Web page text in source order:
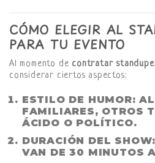
CÓMO ELEGIR AL
PARA TU EVENTO
Al momento de contratar
considerar ciertos aspectos:
ESTILO DE HUMOR:
FAMILIARES, OTROS
ÁCIDO O POLÍTICO.
DURACIÓN DEL SHOW
VAN DE 30 MINUTOS